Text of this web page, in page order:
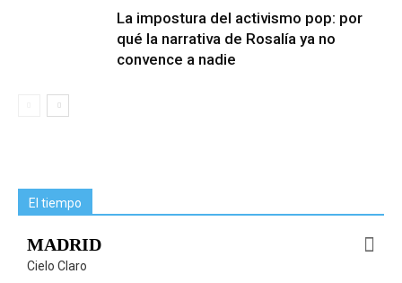
La impostura del activismo pop: por
qué la narrativa de Rosalía ya no
convence a nadie
El tiempo
MADRID
Cielo Claro